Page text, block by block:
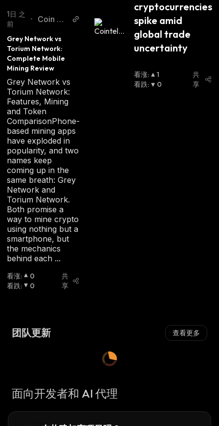
1日 之
前
•
Coin Ga
Grey Network vs
Torium Network:
Complete Mobile
Mining Review
Grey Network vs
Torium Network:
Features, Mining
and Token
ComparisonPhone-
based mining apps
have exploded in
popularity, and two
names keep
coming up in the
same breath: Grey
Network and
Torium Network.
Both promise a
way to mine crypto
using nothing but a
smartphone, but
the mechanics
behind each ...
看涨:
0
看跌: 0
共
享
cryptocurrencies
spike amid
global trade
看涨:
1
看跌: 0
共
享
团队更新 查看更多
面向开发者和 AI 代理